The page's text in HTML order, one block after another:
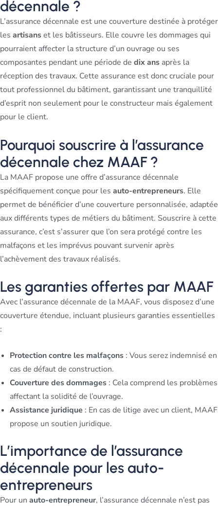
décennale ?
L’assurance décennale est une couverture destinée à protéger
les artisanset les bâtisseurs. Elle couvre les dommages qui
pourraient affecter la structure d’un ouvrage ou ses
composantes pendant une période de dix ans après la
réception des travaux. Cette assurance est donc cruciale pour
tout professionnel du bâtiment, garantissant une tranquillité
d’esprit non seulement pour le constructeur mais également
pour le client.
Pourquoi souscrire à l’assurance
décennale chez MAAF ?
La MAAF propose une offre d’assurance décennale
spécifiquement conçue pour les auto-entrepreneurs. Elle
permet de bénéficier d’une couverture personnalisée, adaptée
aux différents types de métiers du bâtiment. Souscrire à cette
assurance, c’est s’assurer que l’on sera protégé contre les
malfaçons et les imprévus pouvant survenir après
l’achèvement des travaux réalisés.
Les garanties offertes par MAAF
Avec l’assurance décennale de la MAAF, vous disposez d’une
couverture étendue, incluant plusieurs garanties essentielles
:
Protection contre les malfaçons : Vous serez indemnisé en
cas de défaut de construction.
Couverture des dommages : Cela comprend les problèmes
affectant la solidité de l’ouvrage.
Assistance juridique : En cas de litige avec un client, MAAF
propose un soutien juridique.
L’importance de l’assurance
décennale pour les auto-
entrepreneurs
Pour un auto-entrepreneur, l’assurance décennale n’est pas